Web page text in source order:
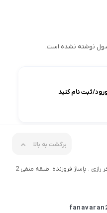
نوشته نشده است.
ثبت نام کنید
برگشت به بالا
تهران -خیابان انقلاب .بین فروردین و فخر رازی . پاساژ فروزنده .طبقه منفی 2